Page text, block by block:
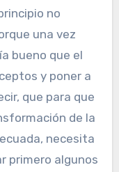
no
una vez
bueno que el
y poner a
que para que
de la
necesita
primero algunos